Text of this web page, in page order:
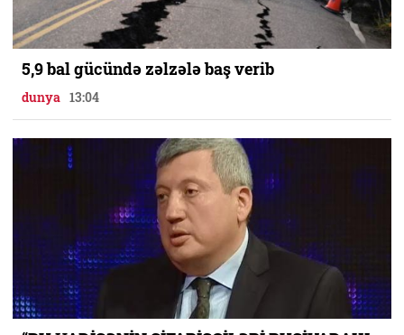
5,9 bal gücündə zəlzələ baş verib
dunya 13:04